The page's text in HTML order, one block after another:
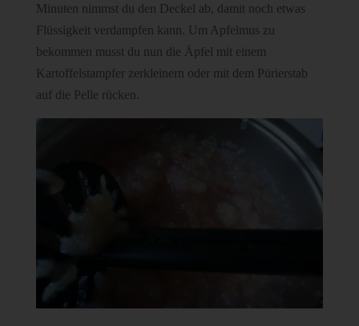
Minuten nimmst du den Deckel ab, damit noch etwas
Flüssigkeit verdampfen kann. Um Apfelmus zu
bekommen musst du nun die Äpfel mit einem
Kartoffelstampfer zerkleinern oder mit dem Pürierstab
auf die Pelle rücken.